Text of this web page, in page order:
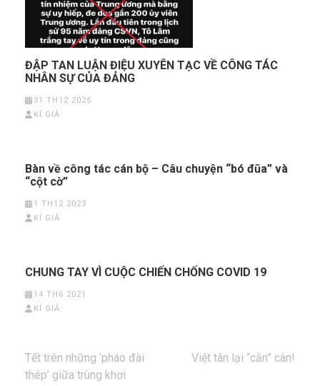
ĐẬP TAN LUẬN ĐIỆU XUYÊN TẠC VỀ CÔNG TÁC
NHÂN SỰ CỦA ĐẢNG
31 TH12 2025
KÍ GIẢ
Bàn về công tác cán bộ – Câu chuyện “bó đũa” và
“cột cờ”
1 TH12 2023
KÍ GIẢ
CHUNG TAY VÌ CUỘC CHIẾN CHỐNG COVID 19
14 TH6 2021
KÍ GIẢ
Điều
hướng
Tết trên những ‘pháo đài
thép’ giữa trùng khơi
Việt tân lại “cắn” càn!